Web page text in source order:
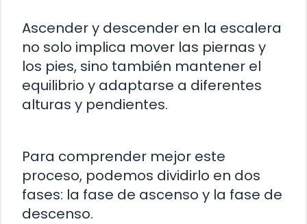
Ascender y descender en la escalera
no solo implica mover las piernas y
los pies, sino también mantener el
equilibrio y adaptarse a diferentes
alturas y pendientes.
Para comprender mejor este
proceso, podemos dividirlo en dos
fases: la fase de ascenso y la fase de
descenso.